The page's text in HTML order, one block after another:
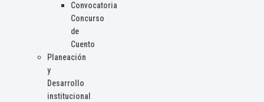
Convocatoria
Concurso
de
Cuento
Planeación
y
Desarrollo
institucional